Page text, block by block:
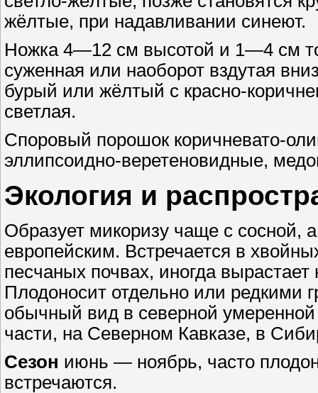
жёлтые, при надавливании синеют.
Ножка 4—12 см высотой и 1—4 см
суженная или наоборот вздутая
бурый или жёлтый с красно-
светлая.
Споровый порошок коричневато-
эллипсоидно-веретеновидные,
Экология и
Образует микоризу чаще с сосной,
европейским. Встречается в
песчаных почвах, иногда
Плодоносит отдельно или редкими
обычный вид в северной
части, на Северном Кавказе, в
Сезон июнь — ноябрь, часто
встречаются.